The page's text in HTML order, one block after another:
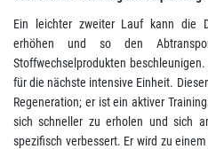
Ein leichter zweiter Lauf kann die
erhöhen und so den
Stoffwechselprodukten
für die nächste intensive Einheit.
Regeneration; er ist ein aktiver
sich schneller zu erholen und sich
spezifisch verbessert. Er wird zu